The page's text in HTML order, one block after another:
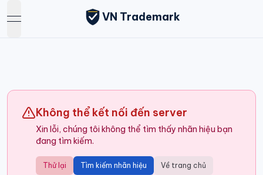
open navigation menu
VN Trademark
Không thể kết nối đến server
Xin lỗi, chúng tôi không thể tìm thấy nhãn hiệu bạn
đang tìm kiếm.
Thử lại Tìm kiếm nhãn hiệu Về trang chủ